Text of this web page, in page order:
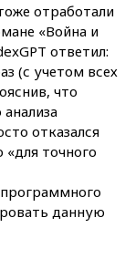
отработали
«Война и
ответил:
(с учетом всех
что
отказался
«для точного
данную